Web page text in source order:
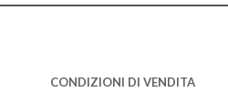
CONDIZIONI DI VENDITA